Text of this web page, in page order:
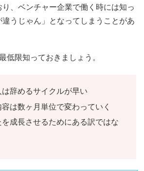
、ベンチャー企業で働く時には知っ
うじゃん」となってしまうことがあ
低限知っておきましょう。
辞めるサイクルが早い
は数ヶ月単位で変わっていく
成長させるためにある訳ではな